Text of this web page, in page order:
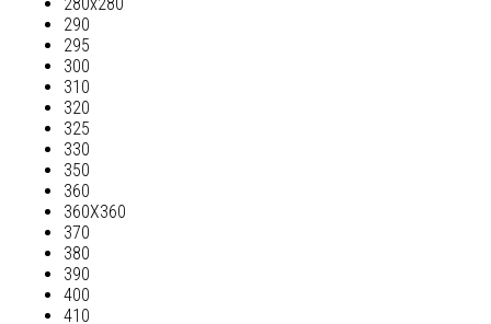
280х280
290
295
300
310
320
325
330
350
360
360Х360
370
380
390
400
410